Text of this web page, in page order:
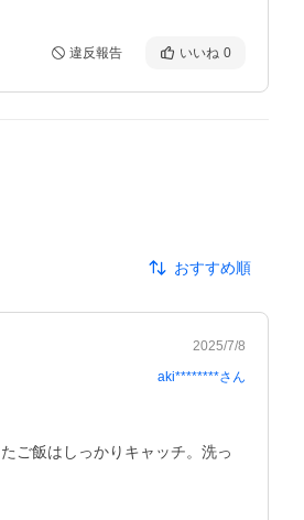
違反報告 いいね 0
おすすめ順
2025/7/8
aki********さん
ご飯はしっかりキャッチ。洗っ